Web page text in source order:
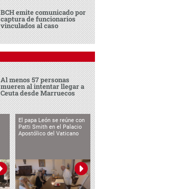
BCH emite comunicado por
captura de funcionarios
vinculados al caso
Al menos 57 personas
mueren al intentar llegar a
Ceuta desde Marruecos
El papa León se reúne con
Patti Smith en el Palacio
Apostólico del Vaticano